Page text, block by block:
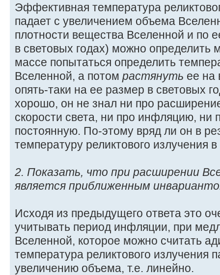
Эффективная температура
падает с увеличением объема
плотности вещества Вселенной и по
в световых годах) можно определить
массе попытаться определить
Вселенной, а потом растянуть ее на
опять-таки на ее размер в световых
хорошо, он не знал ни про
скорости света, ни про инфляцию, ни
постоянную. По-этому вряд ли он в
температуру реликтового излучения
2. Показать, что при расширении
является приближенным
Исходя из предыдущего ответа это
учитывать период инфляции, при
Вселенной, которое можно считать
температура реликтового излучения
увеличению объема, т.е. линейно.